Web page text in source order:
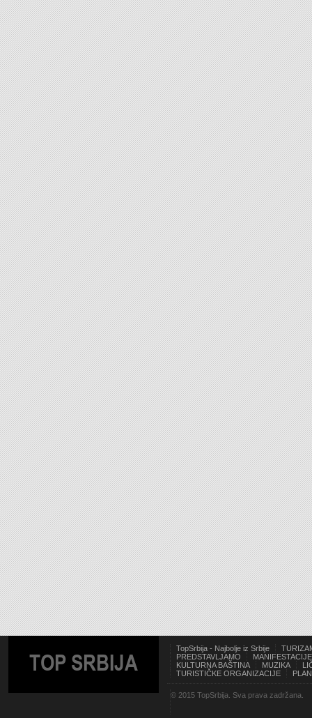
TOP SRBIJA
TopSrbija - Najbolje iz Srbije
PREDSTAVLJAMO
MANIFESTACIJE
KULTURNA BAŠTINA
MUZIKA
TURISTIČKE ORGANIZACIJE
© 2015 TopSrbija. Sva prava zadržana.